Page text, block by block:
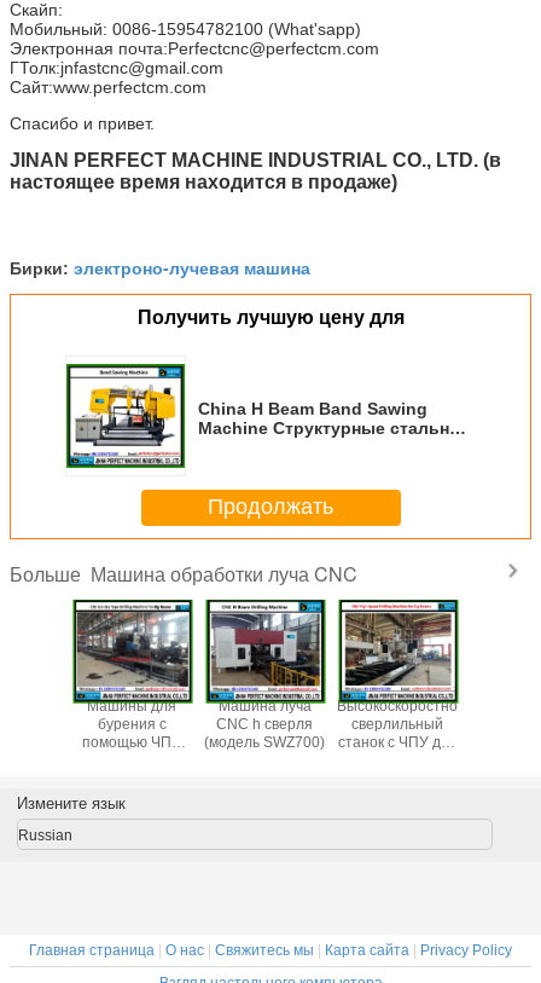
Скайп:
Мобильный: 0086-15954782100 (What'sapp)
Электронная почта:Perfectcnc@perfectcm.com
ГТолк:jnfastcnc@gmail.com
Сайт:www.perfectcm.com
Спасибо и привет.
JINAN PERFECT MACHINE INDUSTRIAL CO., LTD. (в
настоящее время находится в продаже)
Бирки: электроно-лучевая машина
Получить лучшую цену для
China H Beam Band Sawing
Machine Структурные стальные
Продолжать
Больше Машина обработки луча CNC
SWZ1250)
Машины для
бурения с
помощью ЧПУ
Машина луча
CNC h сверля
(модель SWZ700)
Высокоскоростной
сверлильный
станок с ЧПУ для
тяжелых
конструкций
Измените язык
Russian
Главная страница | О нас | Свяжитесь мы | Карта сайта | Privacy Policy